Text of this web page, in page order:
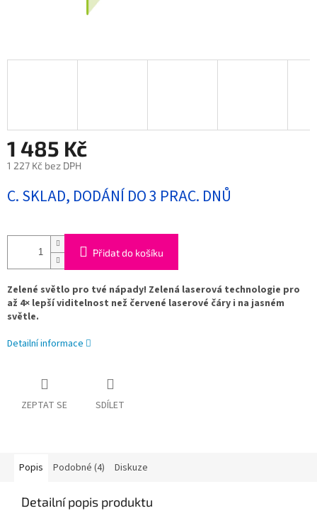
1 485 Kč
1 227 Kč bez DPH
cena:
C. SKLAD, DODÁNÍ DO 3 PRAC. DNŮ
Přidat do košíku
Zelené světlo pro tvé nápady! Zelená laserová technologie pro
až 4× lepší viditelnost než červené laserové čáry i na jasném
světle.
Detailní informace
ZEPTAT SE SDÍLET
Popis Podobné (4) Diskuze
Detailní popis produktu